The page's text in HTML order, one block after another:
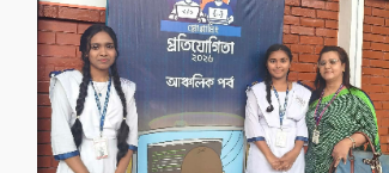
‌গৌর‌বের অর্জন
‌গৌর‌বের অর্জন